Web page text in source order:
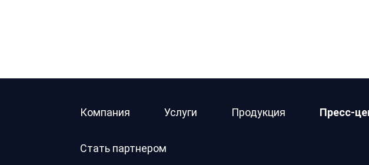
Компания Услуги Продукция Пресс-
Стать партнером